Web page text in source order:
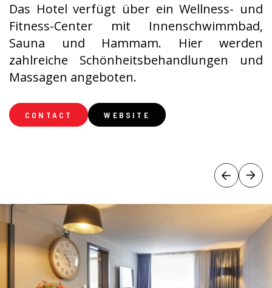
Das Hotel verfügt über ein Wellness- und
Fitness-Center mit Innenschwimmbad,
Sauna und Hammam. Hier werden
zahlreiche Schönheitsbehandlungen und
Massagen angeboten.
CONTACT WEBSITE